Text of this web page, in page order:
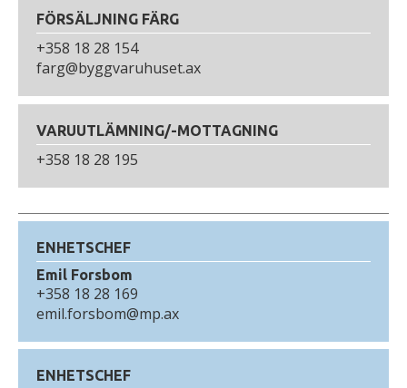
FÖRSÄLJNING FÄRG
+358 18 28 154
farg@byggvaruhuset.ax
VARUUTLÄMNING/-MOTTAGNING
+358 18 28 195
ENHETSCHEF
Emil Forsbom
+358 18 28 169
emil.forsbom@mp.ax
ENHETSCHEF